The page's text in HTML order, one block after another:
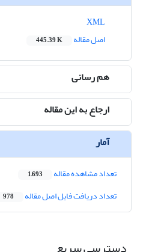
اصل مقاله
445.39 K
هم رسانی
ارجاع به این مقاله
آمار
تعداد مشاهده مقاله 1,693
تعداد دریافت فایل اصل مقاله 978